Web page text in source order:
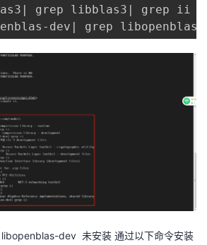
grep libblas3| grep ii
dev 未安装 通过以下命令安装